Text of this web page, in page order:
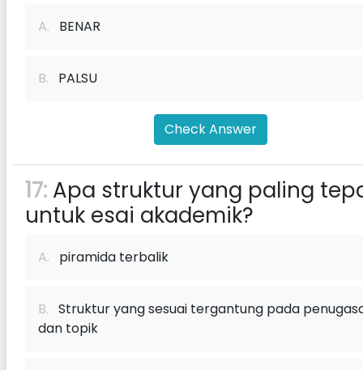
A. BENAR
B. PALSU
Check Answer
17: Apa struktur yang paling
untuk esai akademik?
A. piramida terbalik
B. Struktur yang sesuai tergantung pada
dan topik